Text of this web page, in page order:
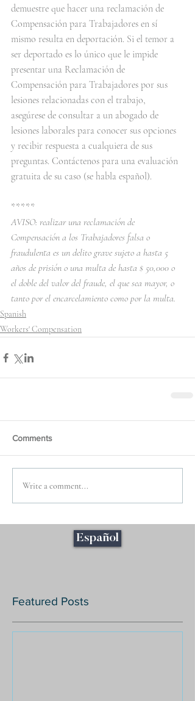
demuestre que hacer una reclamación de
Compensación para Trabajadores en sí
mismo resulta en deportación. Si el temor a
ser deportado es lo único que le impide
presentar una Reclamación de
Compensación para Trabajadores por sus
lesiones relacionadas con el trabajo,
asegúrese de consultar a un abogado de
lesiones laborales para conocer sus opciones
y recibir respuesta a cualquiera de sus
preguntas. Contáctenos para una evaluación
gratuita de su caso (se habla español).
*****
AVISO: realizar una reclamación de
Compensación a los Trabajadores falsa o
fraudulenta es un delito grave sujeto a hasta 5
años de prisión o una multa de hasta $ 50,000 o
el doble del valor del fraude, el que sea mayor, o
tanto por el encarcelamiento como por la multa.
Spanish
Workers' Compensation
Comments
Write a comment...
Español
Featured Posts